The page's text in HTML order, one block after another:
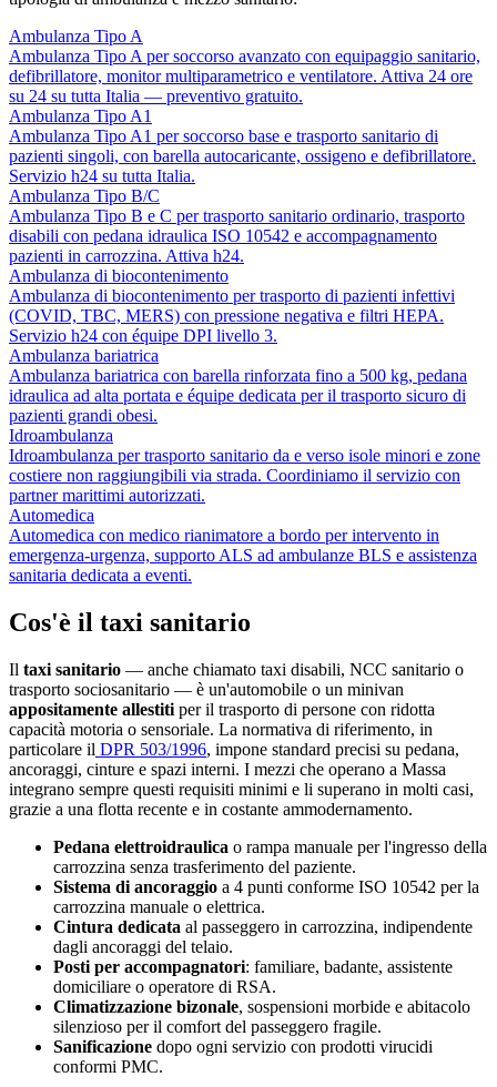
Ambulanza Tipo A
Ambulanza Tipo A per soccorso avanzato con equipaggio sanitario,
defibrillatore, monitor multiparametrico e ventilatore. Attiva 24 ore
su 24 su tutta Italia — preventivo gratuito.
Ambulanza Tipo A1
Ambulanza Tipo A1 per soccorso base e trasporto sanitario di
pazienti singoli, con barella autocaricante, ossigeno e defibrillatore.
Servizio h24 su tutta Italia.
Ambulanza Tipo B/C
Ambulanza Tipo B e C per trasporto sanitario ordinario, trasporto
disabili con pedana idraulica ISO 10542 e accompagnamento
pazienti in carrozzina. Attiva h24.
Ambulanza di biocontenimento
Ambulanza di biocontenimento per trasporto di pazienti infettivi
(COVID, TBC, MERS) con pressione negativa e filtri HEPA.
Servizio h24 con équipe DPI livello 3.
Ambulanza bariatrica
Ambulanza bariatrica con barella rinforzata fino a 500 kg, pedana
idraulica ad alta portata e équipe dedicata per il trasporto sicuro di
pazienti grandi obesi.
Idroambulanza
Idroambulanza per trasporto sanitario da e verso isole minori e zone
costiere non raggiungibili via strada. Coordiniamo il servizio con
partner marittimi autorizzati.
Automedica
Automedica con medico rianimatore a bordo per intervento in
emergenza-urgenza, supporto ALS ad ambulanze BLS e assistenza
sanitaria dedicata a eventi.
Cos'è il taxi sanitario
Il taxi sanitario — anche chiamato taxi disabili, NCC sanitario o
trasporto sociosanitario — è un'automobile o un minivan
appositamente allestiti per il trasporto di persone con ridotta
capacità motoria o sensoriale. La normativa di riferimento, in
particolare il DPR 503/1996, impone standard precisi su pedana,
ancoraggi, cinture e spazi interni. I mezzi che operano a Massa
integrano sempre questi requisiti minimi e li superano in molti casi,
grazie a una flotta recente e in costante ammodernamento.
Pedana elettroidraulica o rampa manuale per l'ingresso della
carrozzina senza trasferimento del paziente.
Sistema di ancoraggio a 4 punti conforme ISO 10542 per la
carrozzina manuale o elettrica.
Cintura dedicata al passeggero in carrozzina, indipendente
dagli ancoraggi del telaio.
Posti per accompagnatori: familiare, badante, assistente
domiciliare o operatore di RSA.
Climatizzazione bizonale, sospensioni morbide e abitacolo
silenzioso per il comfort del passeggero fragile.
Sanificazione dopo ogni servizio con prodotti virucidi
conformi PMC.